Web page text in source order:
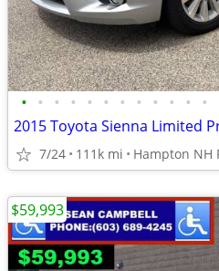
• • • • • • • • • • • •
7/24 111k mi Hampton NH
$59,993